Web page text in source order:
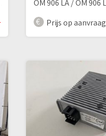
Prijs op aanvraag